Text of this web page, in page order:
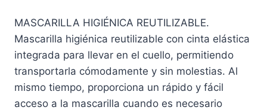
MASCARILLA HIGIÉNICA REUTILIZABLE.
Mascarilla higiénica reutilizable con cinta elástica
integrada para llevar en el cuello, permitiendo
transportarla cómodamente y sin molestias. Al
mismo tiempo, proporciona un rápido y fácil
acceso a la mascarilla cuando es necesario